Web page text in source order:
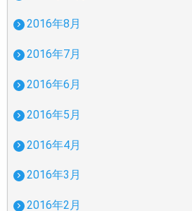
2016年8月
2016年7月
2016年6月
2016年5月
2016年4月
2016年3月
2016年2月